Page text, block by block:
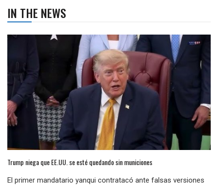
IN THE NEWS
Trump niega que EE.UU. se esté quedando sin municiones
El primer mandatario yanqui contratacó ante falsas versiones